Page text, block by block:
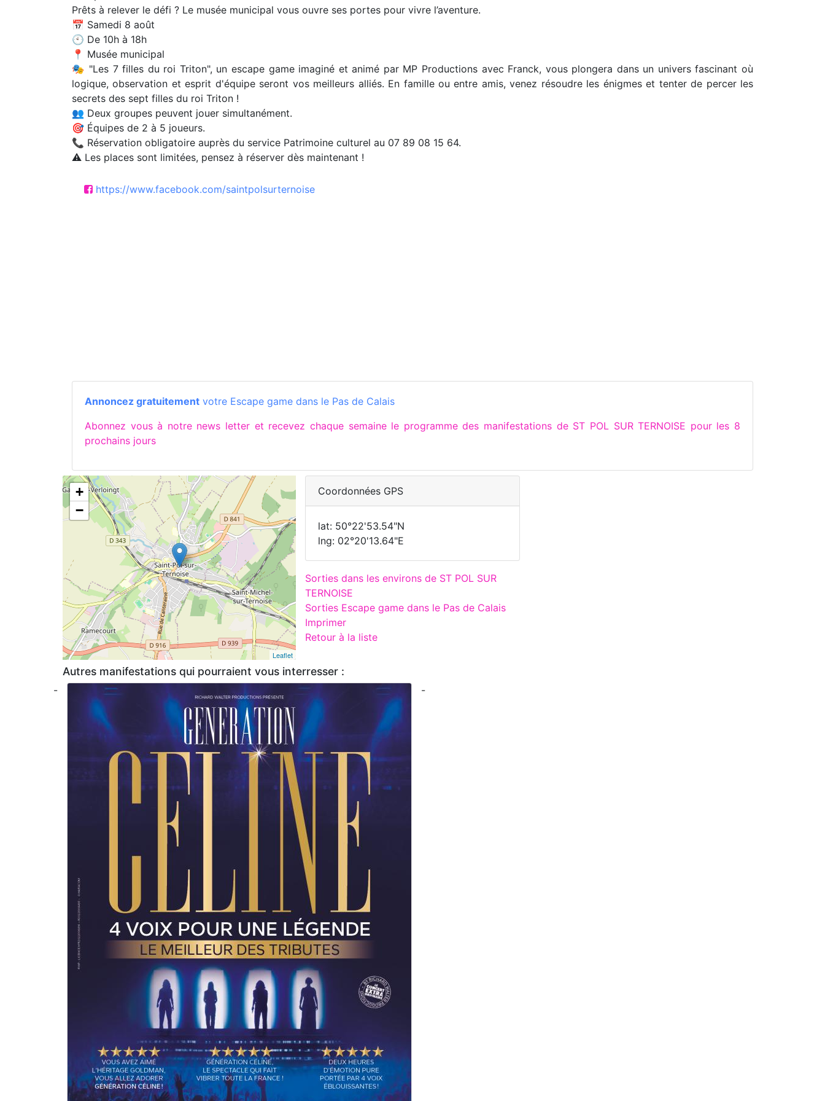
Prêts à relever le défi ? Le musée municipal vous ouvre ses portes pour vivre l’aventure.
📅 Samedi 8 août
🕙 De 10h à 18h
📍 Musée municipal
🎭 "Les 7 filles du roi Triton", un escape game imaginé et animé par MP Productions avec Franck, vous plongera dans un univers fascinant où
logique, observation et esprit d'équipe seront vos meilleurs alliés. En famille ou entre amis, venez résoudre les énigmes et tenter de percer les
secrets des sept filles du roi Triton !
👥 Deux groupes peuvent jouer simultanément.
🎯 Équipes de 2 à 5 joueurs.
📞 Réservation obligatoire auprès du service Patrimoine culturel au 07 89 08 15 64.
⚠️ Les places sont limitées, pensez à réserver dès maintenant !
https://www.facebook.com/saintpolsurternoise
Annoncez gratuitement votre Escape game dans le Pas de Calais
Abonnez vous à notre news letter et recevez chaque semaine le programme des manifestations de ST POL SUR TERNOISE pour les 8
prochains jours
+
−
Leaflet
Coordonnées GPS
lat: 50°22'53.54"N
lng: 02°20'13.64"E
Sorties dans les environs de ST POL SUR
TERNOISE
Sorties Escape game dans le Pas de Calais
Imprimer
Retour à la liste
Autres manifestations qui pourraient vous interresser :
- -